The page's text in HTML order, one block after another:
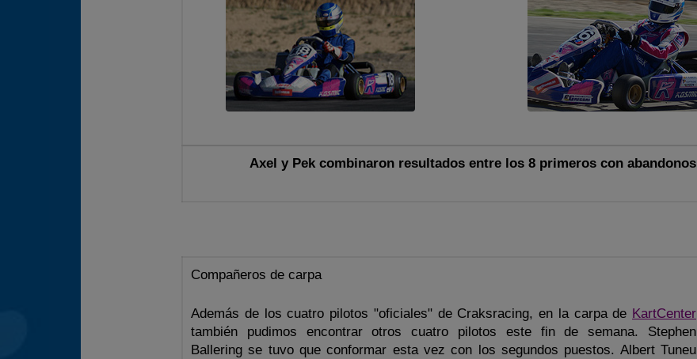
Axel y Pek combinaron resultados entre los 8 primeros con abandonos
Compañeros de carpa
Además de los cuatro pilotos "oficiales" de Craksracing, en la carpa de KartCenter
también pudimos encontrar otros cuatro pilotos este fin de semana. Stephen
Ballering se tuvo que conformar esta vez con los segundos puestos. Albert Tuneu